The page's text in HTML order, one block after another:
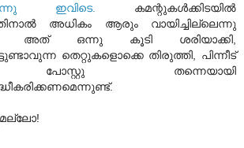
ഇവിടെ. കമന്റുകള്‍ക്കിടയില്‍
അധികം ആരും വായിച്ചില്ലെന്നു
അത് ഒന്നു കൂടി ശരിയാക്കി,
തെറ്റുകളൊക്കെ തിരുത്തി, പിന്നീട്
തന്നെയായി